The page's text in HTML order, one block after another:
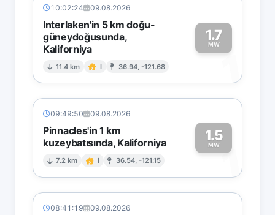
10:02:24 09.08.2026
Interlaken'in 5 km doğu-
güneydoğusunda,
Kaliforniya
11.4 km I 36.94, -121.68
1.7
MW
1
09:49:50 09.08.2026
Pinnacles'in 1 km
kuzeybatısında, Kaliforniya
7.2 km I 36.54, -121.15
1.5
MW1
08:41:19 09.08.2026